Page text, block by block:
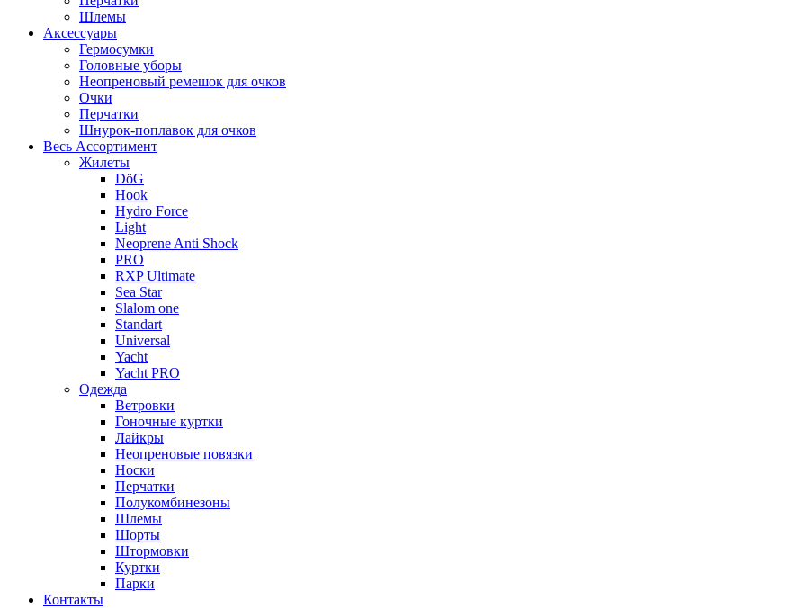
Шлемы
Аксессуары
Гермосумки
Головные уборы
Неопреновый ремешок для очков
Очки
Перчатки
Шнурок-поплавок для очков
Весь Ассортимент
Жилеты
DöG
Hook
Hydro Force
Light
Neoprene Anti Shock
PRO
RXP Ultimate
Sea Star
Slalom one
Standart
Universal
Yacht
Yacht PRO
Одежда
Ветровки
Гоночные куртки
Лайкры
Неопреновые повязки
Носки
Перчатки
Полукомбинезоны
Шлемы
Шорты
Штормовки
Куртки
Парки
Контакты